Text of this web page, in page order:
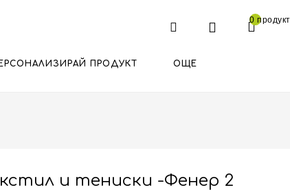
0
ПРОДУКТ ОЩЕ
и тениски -Фенер 2